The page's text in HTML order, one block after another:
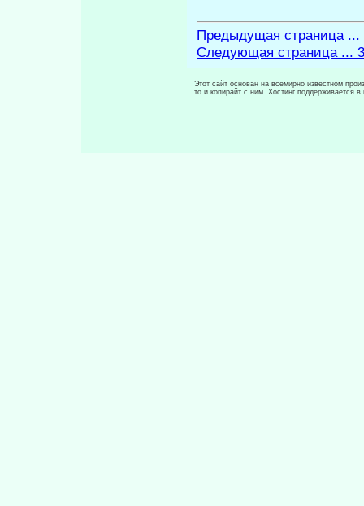
Предыдущая страница ...
Следующая страница ...
Этот сайт основан на всемирно известном
то и копирайт с ним. Хостинг поддерживается